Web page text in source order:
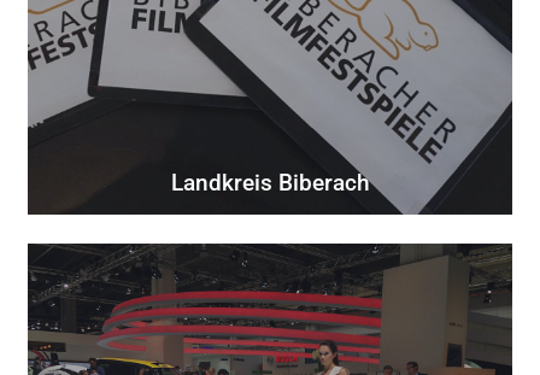
Landkreis Biberach